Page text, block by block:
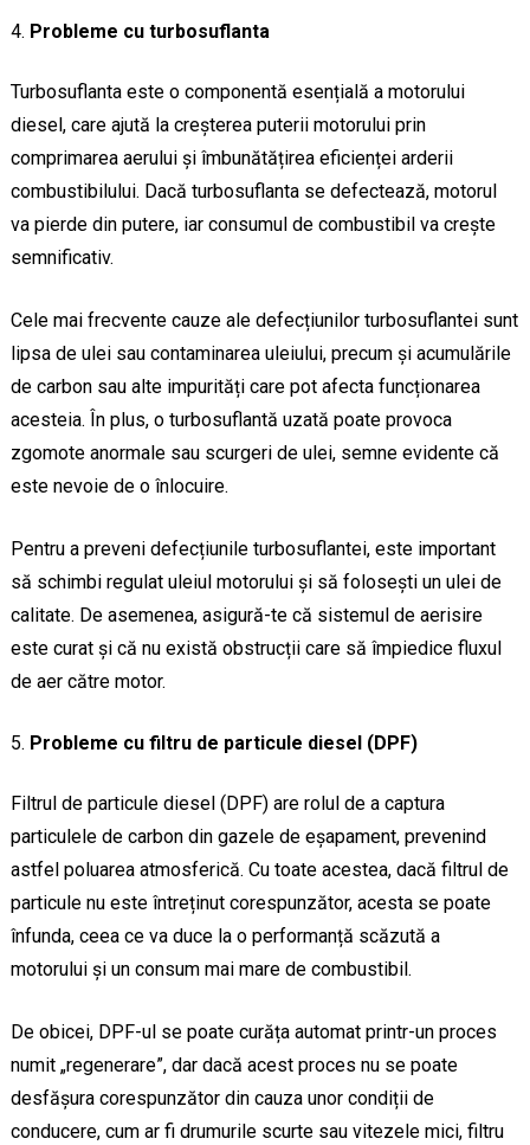
Probleme cu turbosuflanta
Turbosuflanta este o componentă esențială a motorului
diesel, care ajută la creșterea puterii motorului prin
comprimarea aerului și îmbunătățirea eficienței arderii
combustibilului. Dacă turbosuflanta se defectează, motorul
va pierde din putere, iar consumul de combustibil va crește
semnificativ.
Cele mai frecvente cauze ale defecțiunilor turbosuflantei sunt
lipsa de ulei sau contaminarea uleiului, precum și acumulările
de carbon sau alte impurități care pot afecta funcționarea
acesteia. În plus, o turbosuflantă uzată poate provoca
zgomote anormale sau scurgeri de ulei, semne evidente că
este nevoie de o înlocuire.
Pentru a preveni defecțiunile turbosuflantei, este important
să schimbi regulat uleiul motorului și să folosești un ulei de
calitate. De asemenea, asigură-te că sistemul de aerisire
este curat și că nu există obstrucții care să împiedice fluxul
de aer către motor.
Probleme cu filtru de particule diesel (DPF)
Filtrul de particule diesel (DPF) are rolul de a captura
particulele de carbon din gazele de eșapament, prevenind
astfel poluarea atmosferică. Cu toate acestea, dacă filtrul de
particule nu este întreținut corespunzător, acesta se poate
înfunda, ceea ce va duce la o performanță scăzută a
motorului și un consum mai mare de combustibil.
De obicei, DPF-ul se poate curăța automat printr-un proces
numit „regenerare”, dar dacă acest proces nu se poate
desfășura corespunzător din cauza unor condiții de
conducere, cum ar fi drumurile scurte sau vitezele mici, filtru